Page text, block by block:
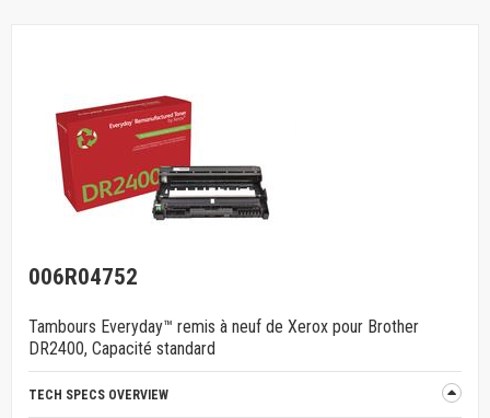
006R04752
Tambours Everyday™ remis à neuf de Xerox pour Brother
DR2400, Capacité standard
TECH SPECS OVERVIEW